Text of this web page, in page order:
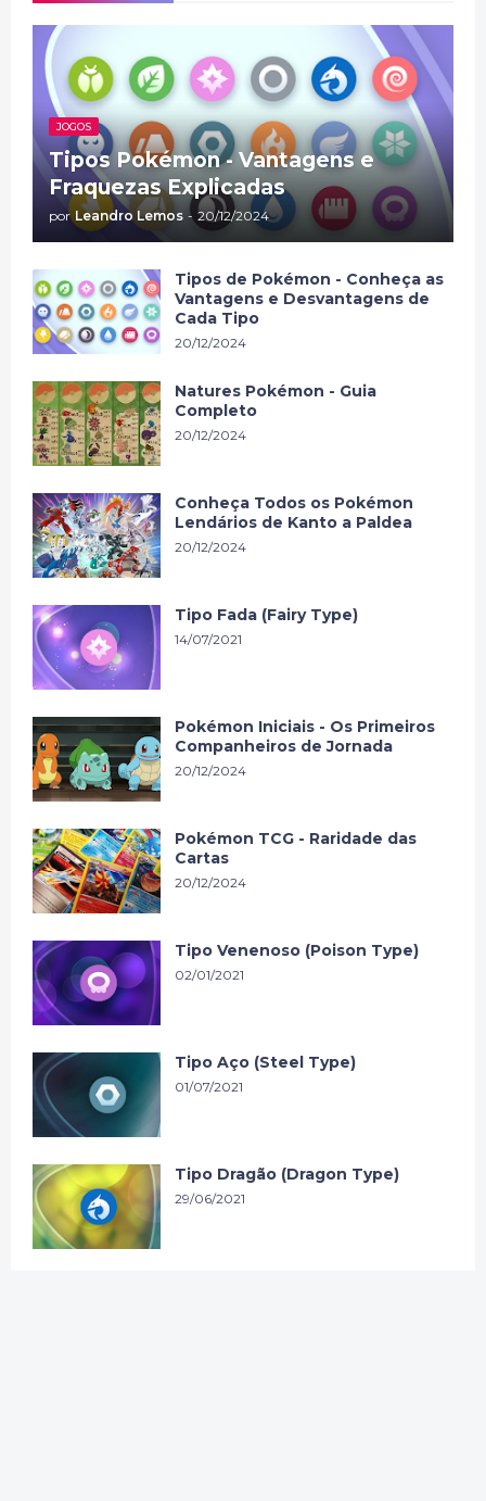
JOGOS
Tipos Pokémon - Vantagens e
Fraquezas Explicadas
por Leandro Lemos - 20/12/2024
Tipos de Pokémon - Conheça as
Vantagens e Desvantagens de
Cada Tipo
20/12/2024
Natures Pokémon - Guia
Completo
20/12/2024
Conheça Todos os Pokémon
Lendários de Kanto a Paldea
20/12/2024
Tipo Fada (Fairy Type)
14/07/2021
Pokémon Iniciais - Os Primeiros
Companheiros de Jornada
20/12/2024
Pokémon TCG - Raridade das
Cartas
20/12/2024
Tipo Venenoso (Poison Type)
02/01/2021
Tipo Aço (Steel Type)
01/07/2021
Tipo Dragão (Dragon Type)
29/06/2021